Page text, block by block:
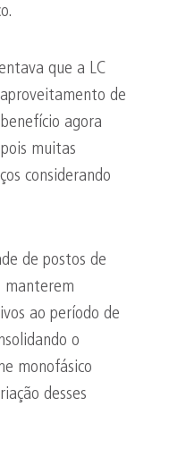
que a LC
de
agora
muitas
considerando
de postos de
manterem
ao período de
o
monofásico
desses